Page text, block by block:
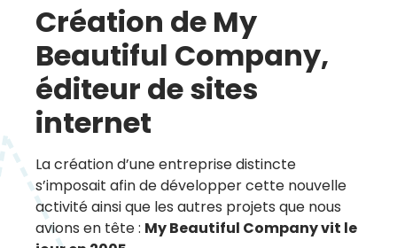
Création de My
Beautiful Company,
éditeur de sites
internet
La création d’une entreprise distincte
s’imposait afin de développer cette nouvelle
activité ainsi que les autres projets que nous
avions en tête : My Beautiful Company vit le